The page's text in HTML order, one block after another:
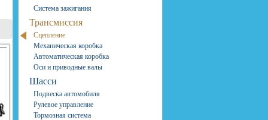
Система зажигания
Трансмиссия
Сцепление
Механическая коробка
Автоматическая коробка
Оси и приводные валы
Шасси
Подвеска автомобиля
Рулевое управление
Тормозная система